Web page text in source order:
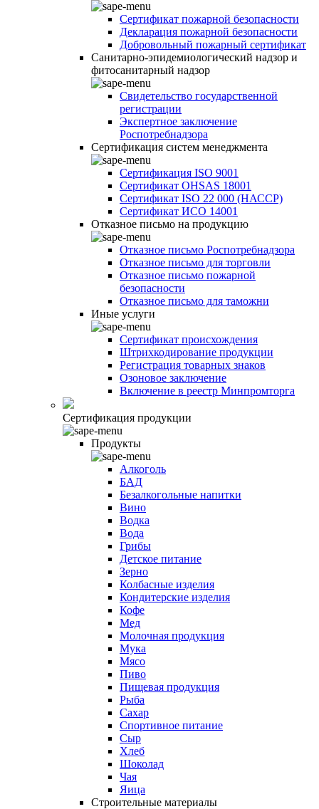
Сертификат пожарной безопасности
Декларация пожарной безопасности
Добровольный пожарный сертификат
Санитарно-эпидемиологический надзор и
фитосанитарный надзор
Свидетельство государственной
регистрации
Экспертное заключение
Роспотребнадзора
Сертификация систем менеджмента
Сертификация ISO 9001
Сертификат OHSAS 18001
Сертификат ISO 22 000 (НАССР)
Сертификат ИСО 14001
Отказное письмо на продукцию
Отказное письмо Роспотребнадзора
Отказное письмо для торговли
Отказное письмо пожарной
безопасности
Отказное письмо для таможни
Иные услуги
Сертификат происхождения
Штрихкодирование продукции
Регистрация товарных знаков
Озоновое заключение
Включение в реестр Минпромторга
Сертификация продукции
Продукты
Алкоголь
БАД
Безалкогольные напитки
Вино
Водка
Вода
Грибы
Детское питание
Зерно
Колбасные изделия
Кондитерские изделия
Кофе
Мед
Молочная продукция
Мука
Мясо
Пиво
Пищевая продукция
Рыба
Сахар
Спортивное питание
Сыр
Хлеб
Шоколад
Чая
Яица
Строительные материалы